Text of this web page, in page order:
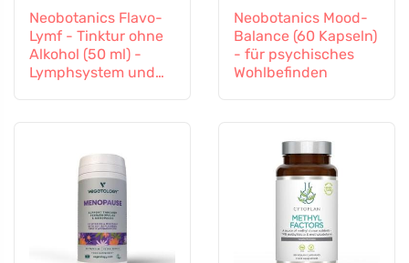
Neobotanics Flavo-
Lymf - Tinktur ohne
Alkohol (50 ml) -
Lymphsystem und
Neobotanics Mood-
Balance (60 Kapseln)
- für psychisches
Wohlbefinden